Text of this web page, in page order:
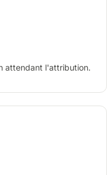
attendant l'attribution.